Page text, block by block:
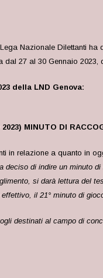
Nazionale Dilettanti
27 al 30 Gennaio 2023,
della LND Genova:
MINUTO DI
in relazione a quanto in
deciso di indire un minuto
si darà lettura del
il 21° minuto di
destinati al campo di